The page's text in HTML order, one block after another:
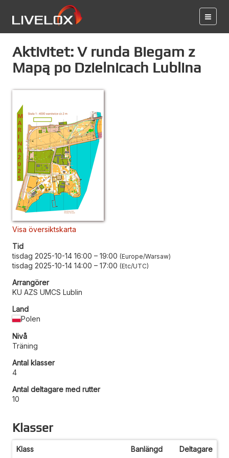
Aktivitet: V runda Biegam z
Mapą po Dzielnicach Lublina
Visa översiktskarta
Tid
tisdag 2025-10-14 16:00 – 19:00 Europe/Warsaw
tisdag 2025-10-14 14:00 – 17:00 Etc/UTC
Arrangörer
KU AZS UMCS Lublin
Land
Polen
Nivå
Träning
Antal klasser
4
Antal deltagare med rutter
10
Klasser
Klass Banlängd Deltagare